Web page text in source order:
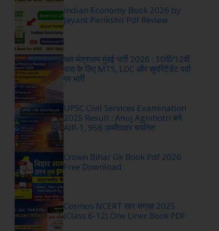
Indian Economy Book 2026 by
Jayant Parikshit Pdf Review
रक्षा मंत्रालय मुंबई भर्ती 2026 : 10वीं/12वीं
पास के लिए MTS, LDC और सुपरिंटेंडेंट पदों
पर भर्ती
UPSC Civil Services Examination
2025 Result : Anuj Agnihotri बने
AIR-1, 958 उम्मीदवार चयनित
Crown Bihar Gk Book Pdf 2026
Free Download
Cosmos NCERT सार संग्रह 2025
(Class 6-12) One Liner Book PDF